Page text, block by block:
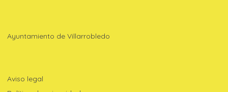
Ayuntamiento de Villarrobledo
Aviso legal